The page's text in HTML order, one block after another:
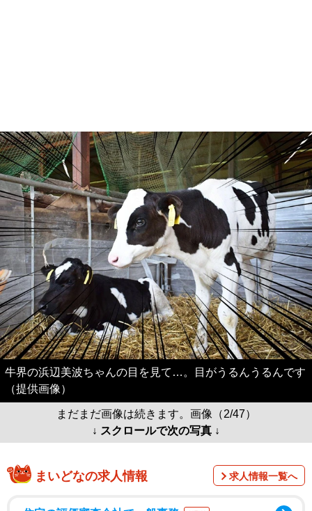
牛界の浜辺美波ちゃんの目を見て…。目がうるんうるんです
（提供画像）
まだまだ画像は続きます。画像（2/47）
↓ スクロールで次の写真 ↓
まいどなの求人情報 求人情報一覧へ